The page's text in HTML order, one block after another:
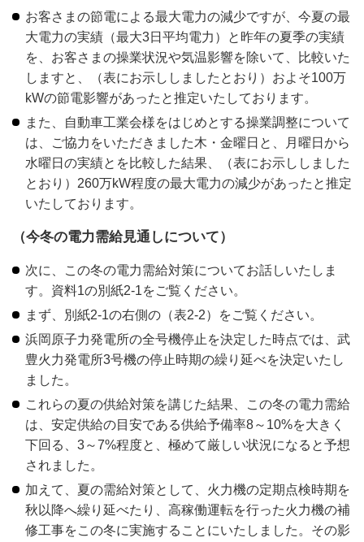
お客さまの節電による最大電力の減少ですが、今夏の最
大電力の実績（最大3日平均電力）と昨年の夏季の実績
を、お客さまの操業状況や気温影響を除いて、比較いた
しますと、（表にお示ししましたとおり）およそ100万
kWの節電影響があったと推定いたしております。
また、自動車工業会様をはじめとする操業調整について
は、ご協力をいただきました木・金曜日と、月曜日から
水曜日の実績とを比較した結果、（表にお示ししました
とおり）260万kW程度の最大電力の減少があったと推定
いたしております。
（今冬の電力需給見通しについて）
次に、この冬の電力需給対策についてお話しいたしま
す。資料1の別紙2-1をご覧ください。
まず、別紙2-1の右側の（表2-2）をご覧ください。
浜岡原子力発電所の全号機停止を決定した時点では、武
豊火力発電所3号機の停止時期の繰り延べを決定いたし
ました。
これらの夏の供給対策を講じた結果、この冬の電力需給
は、安定供給の目安である供給予備率8～10%を大きく
下回る、3～7%程度と、極めて厳しい状況になると予想
されました。
加えて、夏の需給対策として、火力機の定期点検時期を
秋以降へ繰り延べたり、高稼働運転を行った火力機の補
修工事をこの冬に実施することにいたしました。その影